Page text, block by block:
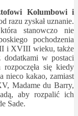
Kolumbowi i
razu zyskał uznanie.
stanowczo nie
pochodzenia
i XVIII wieku, także
dodatkami w postaci
się kiedy
nieco kakao, zamiast
Madame du Barry,
aby rozpalić ich
Sade.